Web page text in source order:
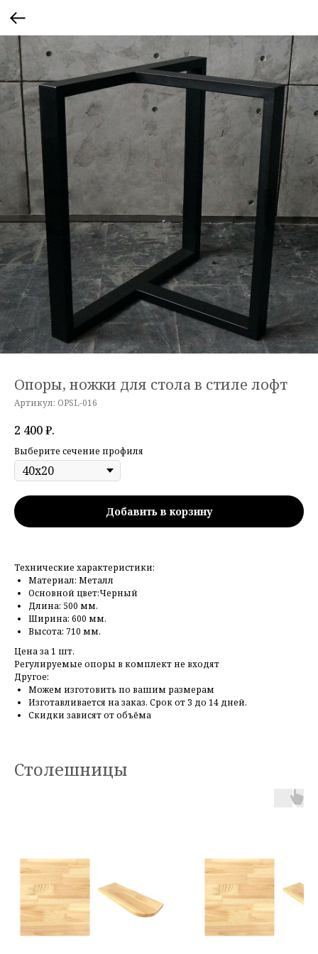
Опоры, ножки для стола в стиле лофт
Артикул: OPSL-016
2 400₽.
Выберите сечение профиля
Добавить в корзину
Технические характеристики:
Материал: Металл
Основной цвет:Черный
Длина: 500 мм.
Ширина: 600 мм.
Высота: 710 мм.
Цена за 1 шт.
Регулируемые опоры в комплект не входят
Другое:
Можем изготовить по вашим размерам
Изготавливается на заказ. Срок от 3 до 14 дней.
Скидки зависят от объёма
Столешницы